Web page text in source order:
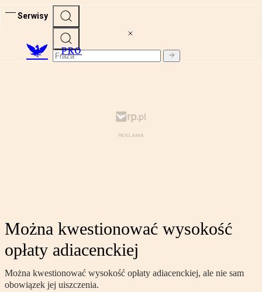
Serwisy
PRO
Można kwestionować wysokość
opłaty adiacenckiej
Można kwestionować wysokość opłaty adiacenckiej, ale nie sam
obowiązek jej uiszczenia.